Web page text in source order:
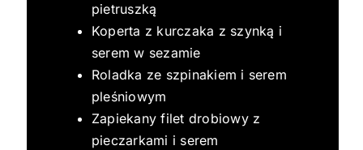
pietruszką
Koperta z kurczaka z szynką i
serem w sezamie
Roladka ze szpinakiem i serem
pleśniowym
Zapiekany filet drobiowy z
pieczarkami i serem